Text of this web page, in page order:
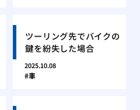
ツーリング先でバイクの
鍵を紛失した場合
2025.10.08
車